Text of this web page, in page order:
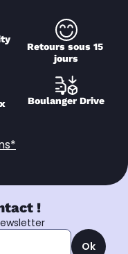
Retours sous 15
jours
Boulanger Drive
!
Ok